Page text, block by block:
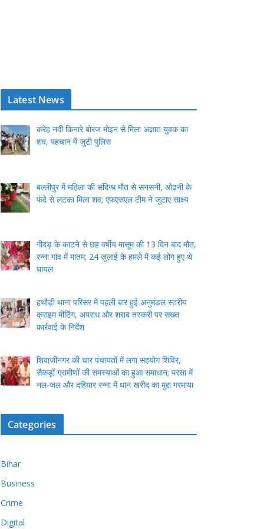
Latest News
करेह नदी किनारे बोरज मोइन से मिला अज्ञात युवक का
शव, पहचान में जुटी पुलिस
बल्लीपुर में महिला की संदिग्ध मौत से सनसनी, ओढ़नी के
फंदे से लटका मिला शव; एफएसएल टीम ने जुटाए साक्ष्य
गीदड़ के काटने से छह वर्षीय मासूम की 13 दिन बाद मौत,
रन्ना गांव में मातम; 24 जुलाई के हमले में कई लोग हुए थे
घायल
हथौड़ी थाना परिसर में पहली बार हुई अनुमंडल स्तरीय
क्राइम मीटिंग, अपराध और शराब तस्करी पर सख्त
कार्रवाई के निर्देश
शिवाजीनगर की चार पंचायतों में लगा सहयोग शिविर,
सैकड़ों ग्रामीणों की समस्याओं का हुआ समाधान; परसा में
नल-जल और दहियार रन्ना में धान खरीद का मुद्दा गरमाया
Categories
Bihar
Business
Crime
Digital